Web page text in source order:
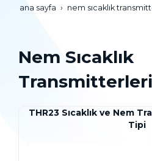
ana sayfa nem sıcaklık
Nem Sıcaklık
Transmitterleri
THR23 Sıcaklık ve Nem
Tipi